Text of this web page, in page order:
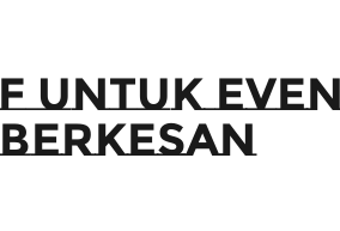
untuk